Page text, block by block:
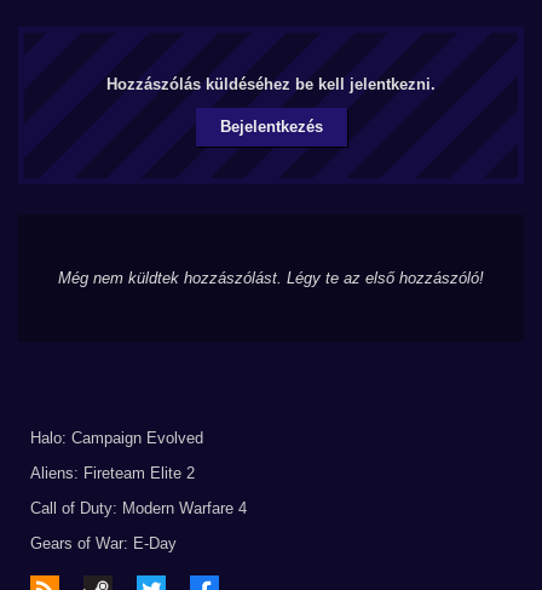
Hozzászólás küldéséhez be kell jelentkezni.
Bejelentkezés
Még nem küldtek hozzászólást. Légy te az első hozzászóló!
Halo: Campaign Evolved
Aliens: Fireteam Elite 2
Call of Duty: Modern Warfare 4
Gears of War: E-Day